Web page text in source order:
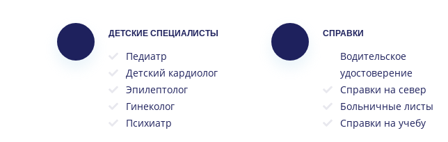
ДЕТСКИЕ СПЕЦИАЛИСТЫ
Педиатр
Детский кардиолог
Эпилептолог
Гинеколог
Психиатр
СПРАВКИ
Водительское
удостоверение
Справки на север
Больничные листы
Справки на учебу